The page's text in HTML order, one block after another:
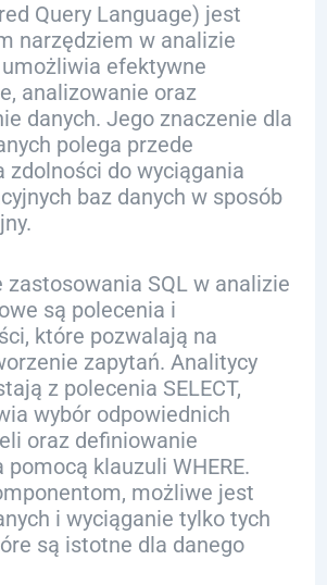
Query Language) jest
narzędziem w analizie
umożliwia efektywne
analizowanie oraz
danych. Jego znaczenie dla
polega przede
zdolności do wyciągania
baz danych w sposób
zastosowania SQL w analizie
są polecenia i
które pozwalają na
zapytań. Analitycy
z polecenia SELECT,
wybór odpowiednich
oraz definiowanie
pomocą klauzuli WHERE.
możliwe jest
i wyciąganie tylko tych
są istotne dla danego